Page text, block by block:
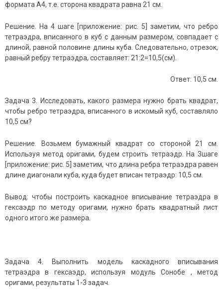
формата А4, т.е. сторона квадрата равна 21 см.
Решение. На 4 шаге [приложение: рис. 5] заметим, что ребро
тетраэдра, вписанного в куб с данным размером, совпадает с
длиной, равной половине длины куба. Следовательно, отрезок,
равный ребру тетраэдра, составляет: 21:2=10,5(см).
Ответ: 10,5 см.
Задача 3. Исследовать, какого размера нужно брать квадрат,
чтобы ребро тетраэдра, вписанного в искомый куб, составляло
10,5 см?
Решение. Возьмем бумажный квадрат со стороной 21 см.
Используя метод оригами, будем строить тетраэдр. На 3шаге
[приложение: рис. 5] заметим, что длина ребра тетраэдра равен
длине диагонали куба, куда будет вписан тетраэдр: 10,5 см.
Вывод: чтобы построить каскадное вписывание тетраэдра в
гексаэдр по методу оригами, нужно брать квадратный лист
одного итого же размера.
Задача 4. Выполнить модель каскадного вписывания
тетраэдра в гексаэдр, используя модуль Сонобе , метод
оригами, результаты 1-3 задач.